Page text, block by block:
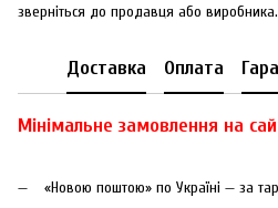
зверніться до продавця або виробника.
Доставка Оплата
Мінімальне замовлення на
«Новою поштою» по Україні — за